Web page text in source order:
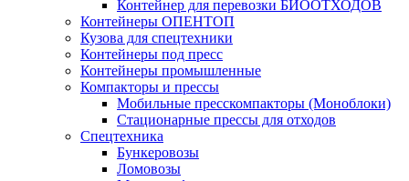
Контейнер для перевозки БИООТХОДОВ
Контейнеры ОПЕНТОП
Кузова для спецтехники
Контейнеры под пресс
Контейнеры промышленные
Компакторы и прессы
Мобильные пресскомпакторы (Моноблоки)
Стационарные прессы для отходов
Спецтехника
Бункеровозы
Ломовозы